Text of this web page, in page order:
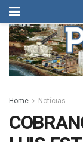
Home Notícias